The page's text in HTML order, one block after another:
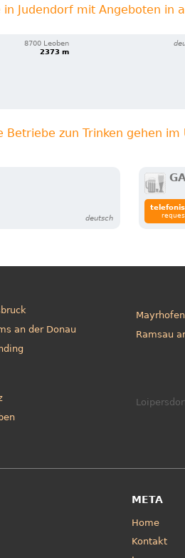
in Judendorf mit Angeboten in
8700 Leoben
2373 m
Betriebe zun Trinken gehen im
deutsch
an der Donau
Mayrhofen
Ramsau
META
Home
Kontakt